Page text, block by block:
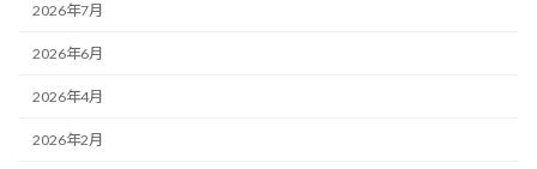
2026年7月
2026年6月
2026年4月
2026年2月